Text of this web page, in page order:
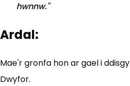
hwnnw."
Ardal:
Mae'r gronfa hon ar gael i
Dwyfor.